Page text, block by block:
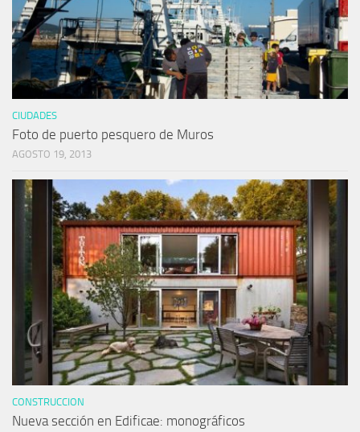
CIUDADES
Foto de puerto pesquero de Muros
AGOSTO 19, 2013
CONSTRUCCION
Nueva sección en Edificae: monográficos